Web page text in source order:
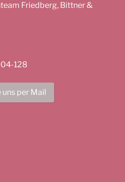
Friedberg, Bittner &
128
per Mail